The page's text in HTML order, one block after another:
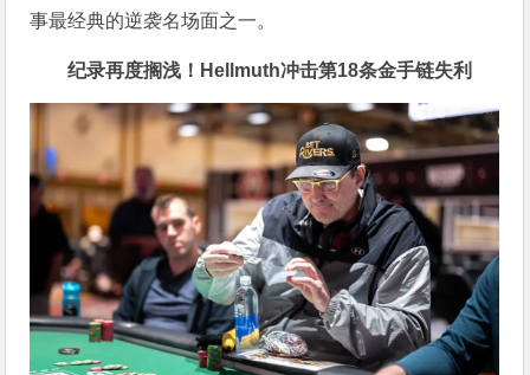
事最经典的逆袭名场面之一。
纪录再度搁浅！Hellmuth冲击第18条金手链失利